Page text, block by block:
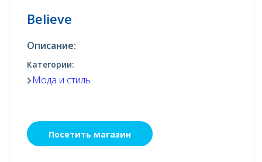
Believe
Описание:
Категории:
Мода и стиль
Посетить магазин